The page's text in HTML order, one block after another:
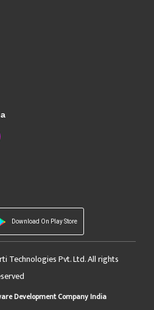
Download On Play Store
Technologies Pvt. Ltd. All rights
Development Company India